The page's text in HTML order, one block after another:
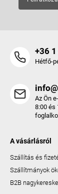
+36
Hétfő-
Az Ön
8:00 és
A vásárlásról
Szállítás és
Szállítmányok
B2B